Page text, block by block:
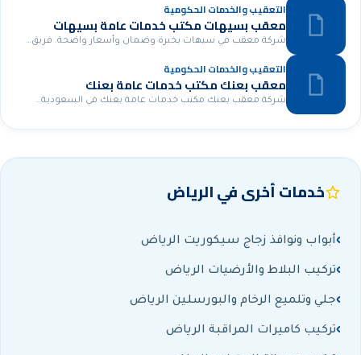
التعقيب والخدمات الحكومية
معقب بسيهات مكتب خدمات عامة بسيهات
شركة معقب في سيهات بخبرة وضمان وأسعار واضحة. فريق…
التعقيب والخدمات الحكومية
معقب بعنك مكتب خدمات عامة بعنك
شركة معقب بعنك مكتب خدمات عامة بعنك في السعودية…
خدمات أخرى في الرياض
أبواب ونوافذ زجاج سيكوريت الرياض
تركيب البلاط والأرضيات الرياض
جلي وتلميع الرخام والبورسلين الرياض
تركيب كاميرات المراقبة الرياض